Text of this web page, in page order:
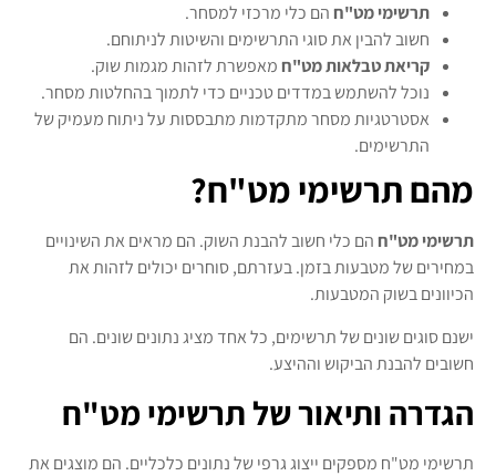
תרשימי מט"חהם כלי מרכזי למסחר.
חשוב להבין את סוגי התרשימים והשיטות לניתוחם.
קריאת טבלאות מט"חמאפשרת לזהות מגמות שוק.
נוכל להשתמש במדדים טכניים כדי לתמוך בהחלטות מסחר.
אסטרטגיות מסחר מתקדמות מתבססות על ניתוח מעמיק של
התרשימים.
מהם תרשימי מט"ח?
תרשימי מט"חהם כלי חשוב להבנת השוק. הם מראים את השינויים
במחירים של מטבעות בזמן. בעזרתם, סוחרים יכולים לזהות את
הכיוונים בשוק המטבעות.
ישנם סוגים שונים של תרשימים, כל אחד מציג נתונים שונים. הם
חשובים להבנת הביקוש וההיצע.
הגדרה ותיאור של תרשימי מט"ח
תרשימי מט"ח מספקים ייצוג גרפי של נתונים כלכליים. הם מוצגים את